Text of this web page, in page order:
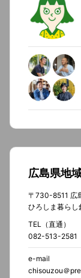
広島県地
〒730-8511 広
ひろしま暮らし
TEL（直通）
082-513-2581
e-mail
chisouzou＠